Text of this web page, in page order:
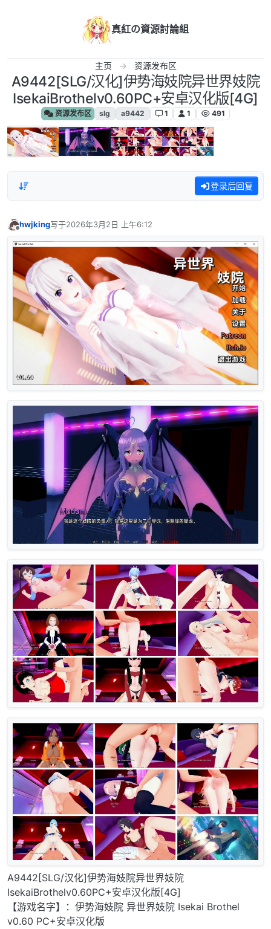
真紅の資源討論組
主页 资源发布区
A9442[SLG/汉化]伊势海妓院异世界妓院
IsekaiBrothelv0.60PC+安卓汉化版[4G]
资源发布区 slg a9442 1 1 491
登录后回复
hwjking写于2026年3月2日 上午6:12
最后由 编辑
A9442[SLG/汉化]伊势海妓院异世界妓院
IsekaiBrothelv0.60PC+安卓汉化版[4G]
【游戏名字】：伊势海妓院 异世界妓院 Isekai Brothel
v0.60 PC+安卓汉化版